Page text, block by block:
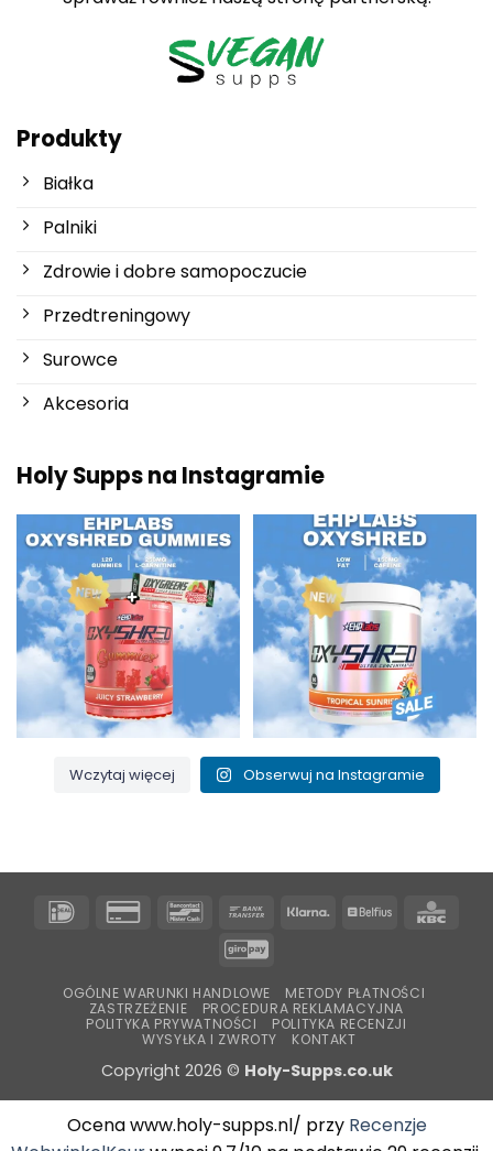
Produkty
Białka
Palniki
Zdrowie i dobre samopoczucie
Przedtreningowy
Surowce
Akcesoria
Holy Supps na Instagramie
Nowości w Holy Supps 🍬⚡
OxyShred Gummies od...
3 0
Niska zawartość tłuszczu i 150
mg kofeiny w...
0 2
Wczytaj więcej Obserwuj na Instagramie
IDeal
Karta
kredytowa
BancontactPrzelew
Klarna Belfius
GiroPay
OGÓLNE WARUNKI HANDLOWE
METODY PŁATNOŚCI
ZASTRZEŻENIE
PROCEDURA REKLAMACYJNA
POLITYKA PRYWATNOŚCI
POLITYKA RECENZJI
WYSYŁKA I ZWROTY
KONTAKT
Copyright 2026 © Holy-Supps.co.uk
Ocena www.holy-supps.nl/ przy Recenzje